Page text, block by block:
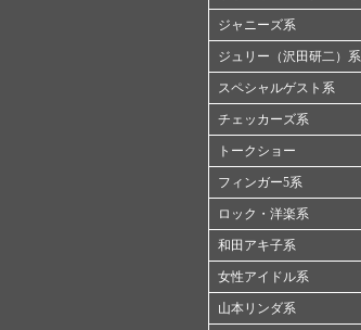
ジャニーズ系
ジュリー（沢田研二）系
スペシャルゲスト系
チェッカーズ系
トークショー
フィンガー5系
ロック・洋楽系
和田アキ子系
女性アイドル系
山本リンダ系